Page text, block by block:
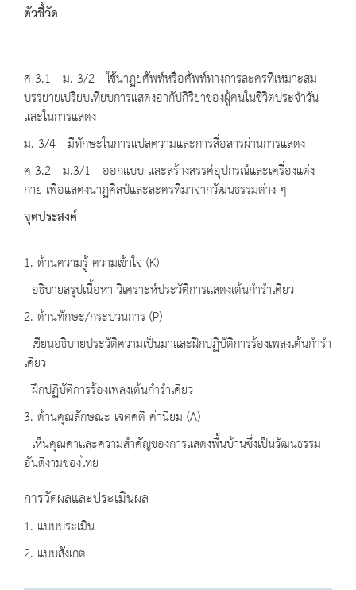
ตัวชี้วัด
ศ 3.1 ม. 3/2 ใช้นาฏยศัพท์หรือศัพท์ทางการละครที่เหมาะสม
บรรยายเปรียบเทียบการแสดงอากัปกิริยาของผู้คนในชีวิตประจำวัน
และในการแสดง
ม. 3/4 มีทักษะในการแปลความและการสื่อสารผ่านการแสดง
ศ 3.2 ม.3/1 ออกแบบ และสร้างสรรค์อุปกรณ์และเครื่องแต่ง
กาย เพื่อแสดงนาฏศิลป์และละครที่มาจากวัฒนธรรมต่าง ๆ
จุดประสงค์
1. ด้านความรู้ ความเข้าใจ (K)
- อธิบายสรุปเนื้อหา วิเคราะห์ประวัติการแสดงเต้นกำรำเคียว
2. ด้านทักษะ/กระบวนการ (P)
- เขียนอธิบายประวัติความเป็นมาและฝึกปฏิบัติการร้องเพลงเต้นกำรำ
เคียว
- ฝึกปฏิบัติการร้องเพลงเต้นกำรำเคียว
3. ด้านคุณลักษณะ เจตคติ ค่านิยม (A)
- เห็นคุณค่าและความสำคัญของการแสดงพื้นบ้านซึ่งเป็นวัฒนธรรม
อันดีงามของไทย
การวัดผลและประเมินผล
1. แบบประเมิน
2. แบบสังเกต